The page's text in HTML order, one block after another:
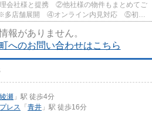
会社様と提携 ②他社様の物件もまとめてご
多店舗展開 ④オンライン内見対応 ⑤初期
報がありません。
へのお問い合わせはこちら
瀬 」駅 徒歩4分
レス 「 青井 」駅 徒歩16分